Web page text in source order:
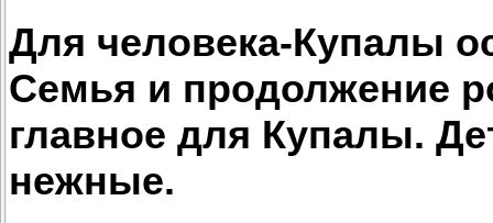
Для человека-Купалы
Семья и продолжение
главное для Купалы.
нежные.